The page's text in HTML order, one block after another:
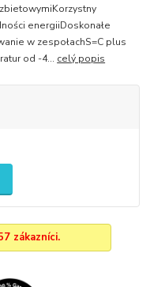
energiiDoskonałe
w zespołachS=C plus
od -4... celý popis
zákazníci.